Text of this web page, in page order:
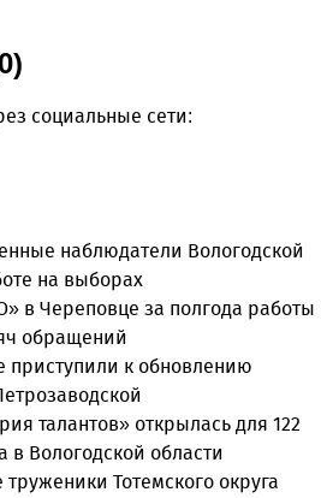
социальные сети:
наблюдатели Вологодской
на выборах
в Череповце за полгода работы
обращений
приступили к обновлению
талантов» открылась для 122
в Вологодской области
труженики Тотемского округа